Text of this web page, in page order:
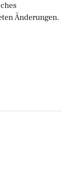
Änderungen.